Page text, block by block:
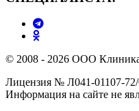
© 2008 - 2026 ООО
Лицензия № Л041-01107-72/
Информация на сайте не